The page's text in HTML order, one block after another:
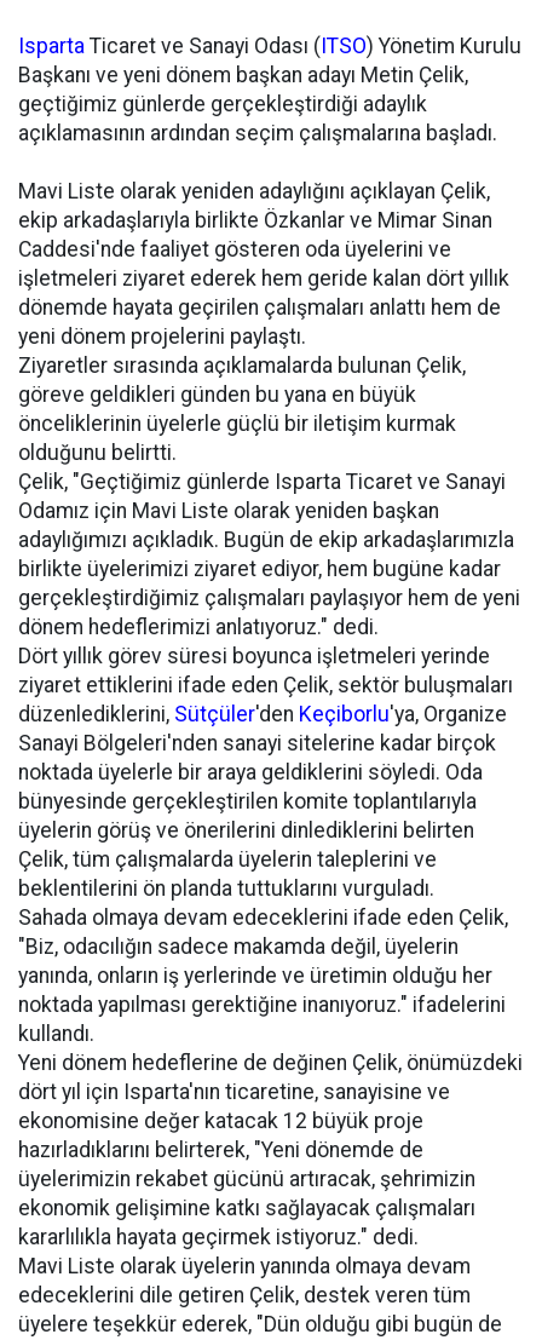
Isparta Ticaret ve Sanayi Odası ( ITSO) Yönetim Kurulu
Başkanı ve yeni dönem başkan adayı Metin Çelik,
geçtiğimiz günlerde gerçekleştirdiği adaylık
açıklamasının ardından seçim çalışmalarına başladı.
Mavi Liste olarak yeniden adaylığını açıklayan Çelik,
ekip arkadaşlarıyla birlikte Özkanlar ve Mimar Sinan
Caddesi'nde faaliyet gösteren oda üyelerini ve
işletmeleri ziyaret ederek hem geride kalan dört yıllık
dönemde hayata geçirilen çalışmaları anlattı hem de
yeni dönem projelerini paylaştı.
Ziyaretler sırasında açıklamalarda bulunan Çelik,
göreve geldikleri günden bu yana en büyük
önceliklerinin üyelerle güçlü bir iletişim kurmak
olduğunu belirtti.
Çelik, "Geçtiğimiz günlerde Isparta Ticaret ve Sanayi
Odamız için Mavi Liste olarak yeniden başkan
adaylığımızı açıkladık. Bugün de ekip arkadaşlarımızla
birlikte üyelerimizi ziyaret ediyor, hem bugüne kadar
gerçekleştirdiğimiz çalışmaları paylaşıyor hem de yeni
dönem hedeflerimizi anlatıyoruz." dedi.
Dört yıllık görev süresi boyunca işletmeleri yerinde
ziyaret ettiklerini ifade eden Çelik, sektör buluşmaları
düzenlediklerini, Sütçüler'den Keçiborlu'ya, Organize
Sanayi Bölgeleri'nden sanayi sitelerine kadar birçok
noktada üyelerle bir araya geldiklerini söyledi. Oda
bünyesinde gerçekleştirilen komite toplantılarıyla
üyelerin görüş ve önerilerini dinlediklerini belirten
Çelik, tüm çalışmalarda üyelerin taleplerini ve
beklentilerini ön planda tuttuklarını vurguladı.
Sahada olmaya devam edeceklerini ifade eden Çelik,
"Biz, odacılığın sadece makamda değil, üyelerin
yanında, onların iş yerlerinde ve üretimin olduğu her
noktada yapılması gerektiğine inanıyoruz." ifadelerini
kullandı.
Yeni dönem hedeflerine de değinen Çelik, önümüzdeki
dört yıl için Isparta'nın ticaretine, sanayisine ve
ekonomisine değer katacak 12 büyük proje
hazırladıklarını belirterek, "Yeni dönemde de
üyelerimizin rekabet gücünü artıracak, şehrimizin
ekonomik gelişimine katkı sağlayacak çalışmaları
kararlılıkla hayata geçirmek istiyoruz." dedi.
Mavi Liste olarak üyelerin yanında olmaya devam
edeceklerini dile getiren Çelik, destek veren tüm
üyelere teşekkür ederek, "Dün olduğu gibi bugün de